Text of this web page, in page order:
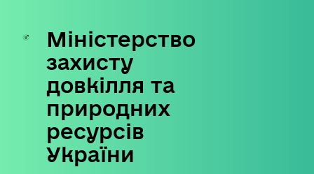
Skip
content
Міністерство
захисту
довкілля та
природних
ресурсів
України